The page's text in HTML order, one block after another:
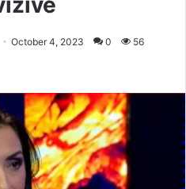
October 4, 2023 0 56